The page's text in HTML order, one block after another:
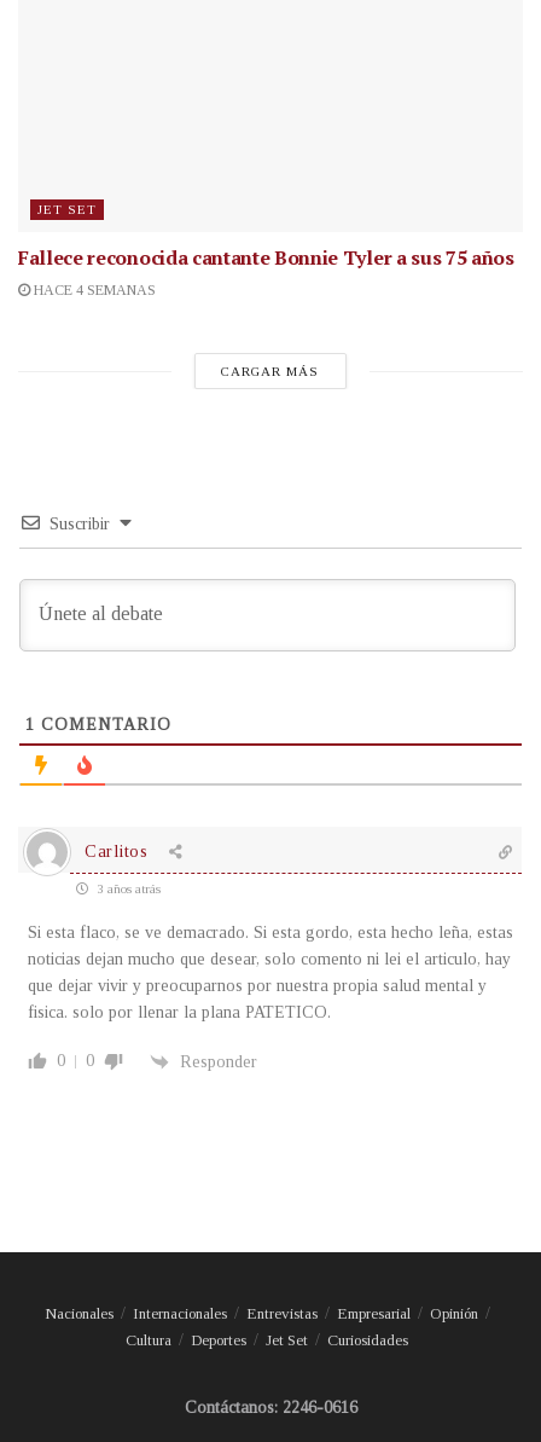
JET SET
Fallece reconocida cantanteBonnie Tyler a sus 75 años
HACE 4 SEMANAS
CARGAR MÁS
Suscribir
1 COMENTARIO
Carlitos
3 años atrás
Si esta flaco, se ve demacrado. Si esta gordo, esta hecho leña, estas
noticias dejan mucho que desear, solo comento ni lei el articulo, hay
que dejar vivir y preocuparnos por nuestra propia salud mental y
fisica. solo por llenar la plana PATETICO.
0 0 Responder
Nacionales Internacionales Entrevistas Empresarial
Opinión
Cultura
Deportes Jet Set Curiosidades
Contáctanos: 2246-0616